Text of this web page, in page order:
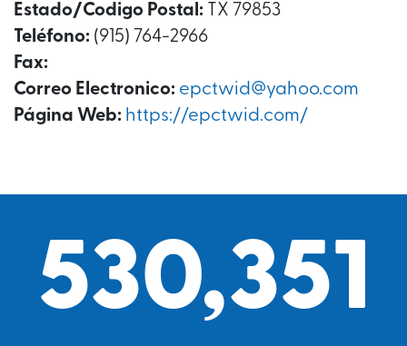
Estado/Codigo Postal: TX 79853
Teléfono: (915) 764-2966
Fax:
Correo Electronico: epctwid@yahoo.com
Página Web: https://epctwid.com/
530,351